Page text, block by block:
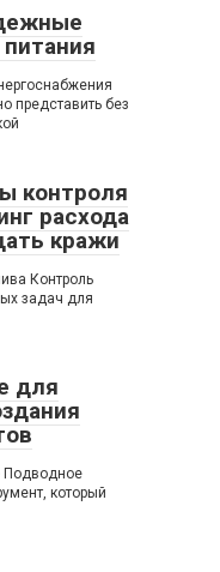
представить без
контроля
расхода
кражи
Контроль
задач для
для
Подводное
который